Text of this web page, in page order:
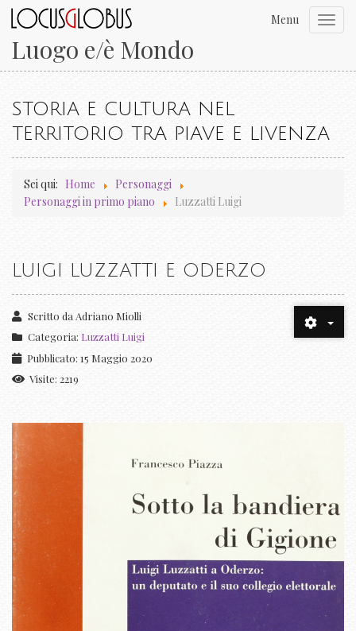
Luogo e/è Mondo
Menu
STORIA E CULTURA NEL
TERRITORIO TRA PIAVE E LIVENZA
Sei qui: Home
Personaggi
Personaggi in primo piano
Luzzatti Luigi
LUIGI LUZZATTI E ODERZO
Scritto da Adriano Miolli
Categoria: Luzzatti Luigi
Pubblicato: 15 Maggio 2020
Visite: 2219